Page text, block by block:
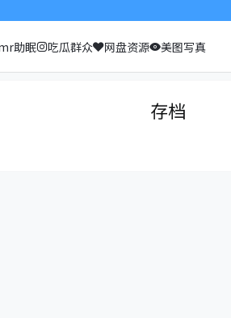
助眠 吃瓜群众 网盘资源 美图写真
存档